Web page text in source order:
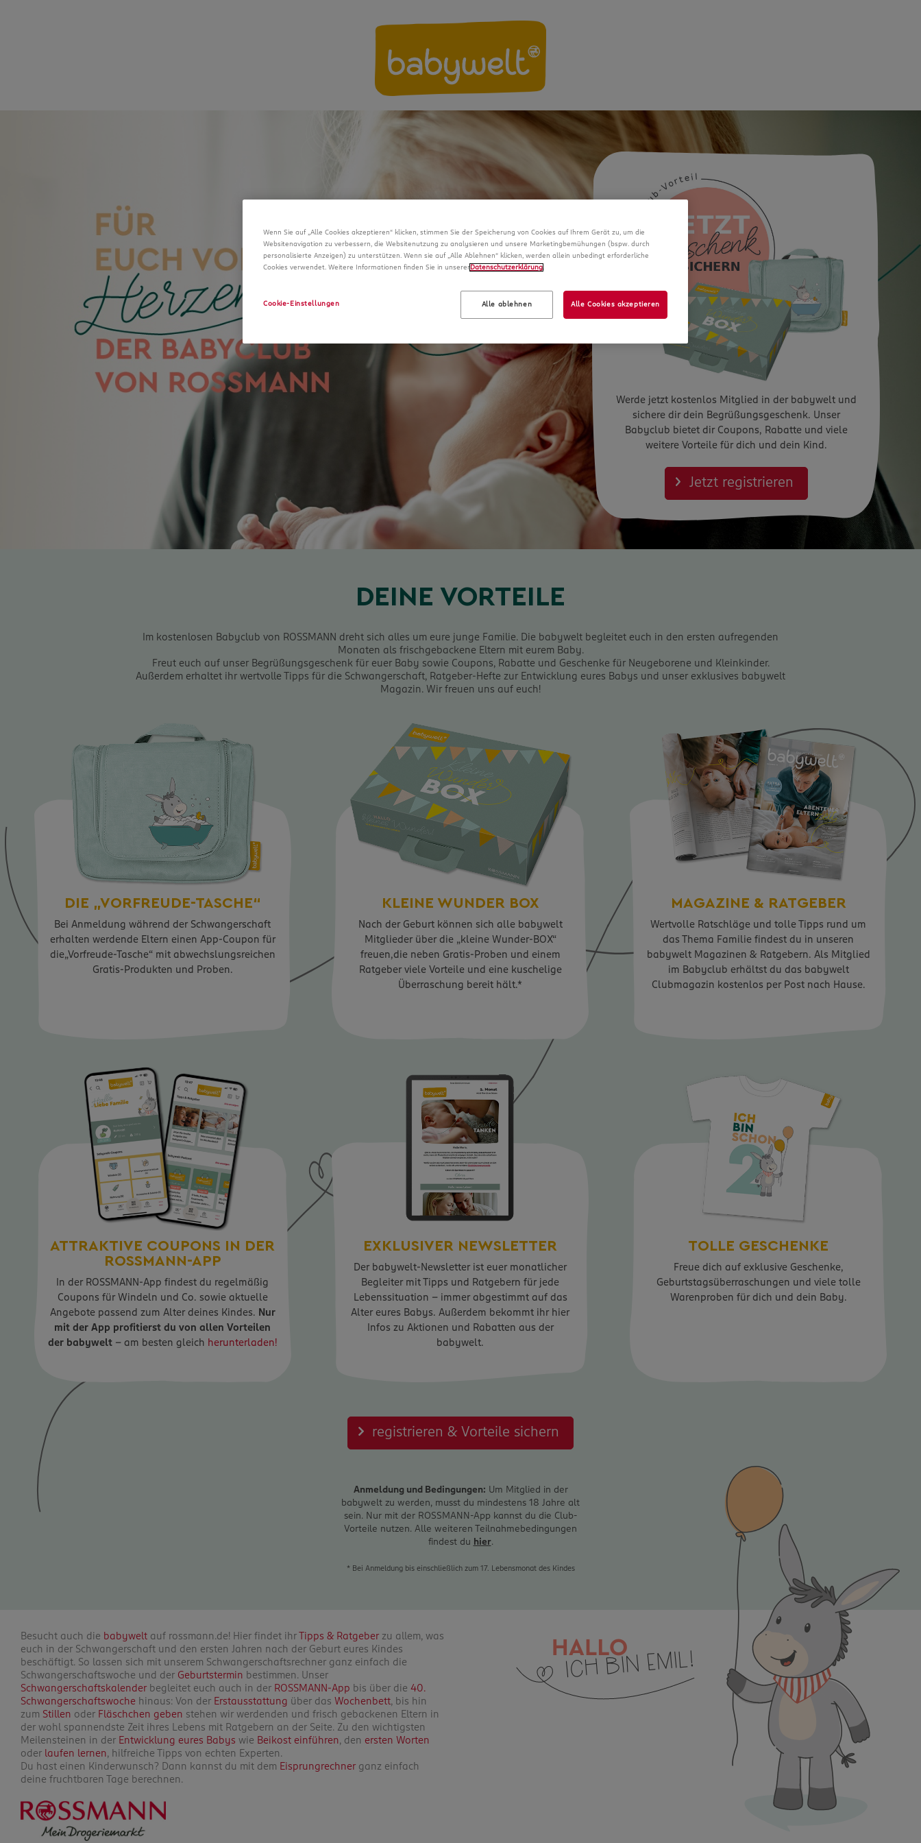
Werde jetzt kostenlos Mitglied in der babywelt und
sichere dir dein Begrüßungsgeschenk. Unser
Babyclub bietet dir Coupons, Rabatte und viele
weitere Vorteile für dich und dein Kind.
Jetzt registrieren
DEINE VORTEILE
Im kostenlosen Babyclub von ROSSMANN dreht sich alles um eure junge Familie. Die babywelt begleitet euch in den ersten aufregenden
Monaten als frischgebackene Eltern mit eurem Baby.
Freut euch auf unser Begrüßungsgeschenk für euer Baby sowie Coupons, Rabatte und Geschenke für Neugeborene und Kleinkinder.
Außerdem erhaltet ihr wertvolle Tipps für die Schwangerschaft, Ratgeber-Hefte zur Entwicklung eures Babys und unser exklusives babywelt
Magazin. Wir freuen uns auf euch!
DIE „VORFREUDE-TASCHE“
Bei Anmeldung während der Schwangerschaft
erhalten werdende Eltern einen App-Coupon für
die„Vorfreude-Tasche“ mit abwechslungsreichen
Gratis-Produkten und Proben.
KLEINE WUNDER BOX
Nach der Geburt können sich alle babywelt
Mitglieder über die „kleine Wunder-BOX“
freuen,die neben Gratis-Proben und einem
Ratgeber viele Vorteile und eine kuschelige
Überraschung bereit hält.*
MAGAZINE & RATGEBER
Wertvolle Ratschläge und tolle Tipps rund um
das Thema Familie findest du in unseren
babywelt Magazinen & Ratgebern. Als Mitglied
im Babyclub erhältst du das babywelt
Clubmagazin kostenlos per Post nach Hause.
ATTRAKTIVE COUPONS IN DER
ROSSMANN-APP
In der ROSSMANN-App findest du regelmäßig
Coupons für Windeln und Co. sowie aktuelle
Angebote passend zum Alter deines Kindes. Nur
mit der App profitierst du von allen Vorteilen
der babywelt – am besten gleich herunterladen!
EXKLUSIVER NEWSLETTER
Der babywelt-Newsletter ist euer monatlicher
Begleiter mit Tipps und Ratgebern für jede
Lebenssituation – immer abgestimmt auf das
Alter eures Babys. Außerdem bekommt ihr hier
Infos zu Aktionen und Rabatten aus der
babywelt.
TOLLE GESCHENKE
Freue dich auf exklusive Geschenke,
Geburtstagsüberraschungen und viele tolle
Warenproben für dich und dein Baby.
registrieren & Vorteile sichern
Anmeldung und Bedingungen: Um Mitglied in der
babywelt zu werden, musst du mindestens 18 Jahre alt
sein. Nur mit der ROSSMANN-App kannst du die Club-
Vorteile nutzen. Alle weiteren Teilnahmebedingungen
findest du
hier.
* Bei Anmeldung bis einschließlich zum 17. Lebensmonat des Kindes
Besucht auch die babywelt auf rossmann.de! Hier findet ihr Tipps & Ratgeberzu allem, was
euch in der Schwangerschaft und den ersten Jahren nach der Geburt eures Kindes
beschäftigt. So lassen sich mit unserem Schwangerschaftsrechner ganz einfach die
Schwangerschaftswoche und der Geburtstermin bestimmen. Unser
Schwangerschaftskalenderbegleitet euch auch in der ROSSMANN-App bis über die 40.
Schwangerschaftswoche hinaus: Von der Erstausstattung über das Wochenbett, bis hin
zum Stillen oder Fläschchen geben stehen wir werdenden und frisch gebackenen Eltern in
der wohl spannendste Zeit ihres Lebens mit Ratgebern an der Seite. Zu den wichtigsten
Meilensteinen in der Entwicklung eures Babys wie Beikost einführen, den ersten Worten
oder laufen lernen, hilfreiche Tipps von echten Experten.
Du hast einen Kinderwunsch? Dann kannst du mit dem Eisprungrechnerganz einfach
deine fruchtbaren Tage berechnen.
Wenn Sie auf „Alle Cookies akzeptieren“ klicken, stimmen Sie der Speicherung von Cookies auf Ihrem Gerät zu, um die
Websitenavigation zu verbessern, die Websitenutzung zu analysieren und unsere Marketingbemühungen (bspw. durch
personalisierte Anzeigen) zu unterstützen. Wenn sie auf „Alle Ablehnen“ klicken, werden allein unbedingt erforderliche
Cookies verwendet. Weitere Informationen finden Sie in unserer Datenschutzerklärung
Cookie-Einstellungen Alle ablehnen Alle Cookies akzeptieren